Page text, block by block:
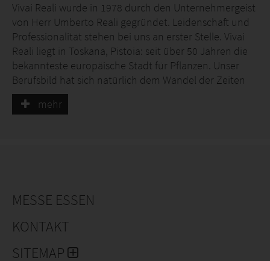
Vivai Reali wurde in 1978 durch den Unternehmergeist
von Herr Umberto Reali gegründet. Leidenschaft und
Professionalität stehen bei uns an erster Stelle. Vivai
Reali liegt in Toskana, Pistoia: seit über 50 Jahren die
bekannteste europäische Stadt für Pflanzen. Unser
Berufsbild hat sich natürlich dem Wandel der Zeiten
angepasst, doch die wesentlichen Inhalte sind
geblieben. Diese Werte und Traditionen möchten wir
geboten. Unsere Ziele: -Qualitätspflanzen zu fairen
Kundenbindung -Vielfalt von Nebenleistungen Die
Containerflächen ausgebaut und wir sind auf die
mehr
MESSE ESSEN
KONTAKT
SITEMAP